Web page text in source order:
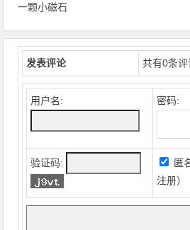
一颗小磁石
发表评论 共有0条评
用户名: 密码:
验证码: 匿
注册）